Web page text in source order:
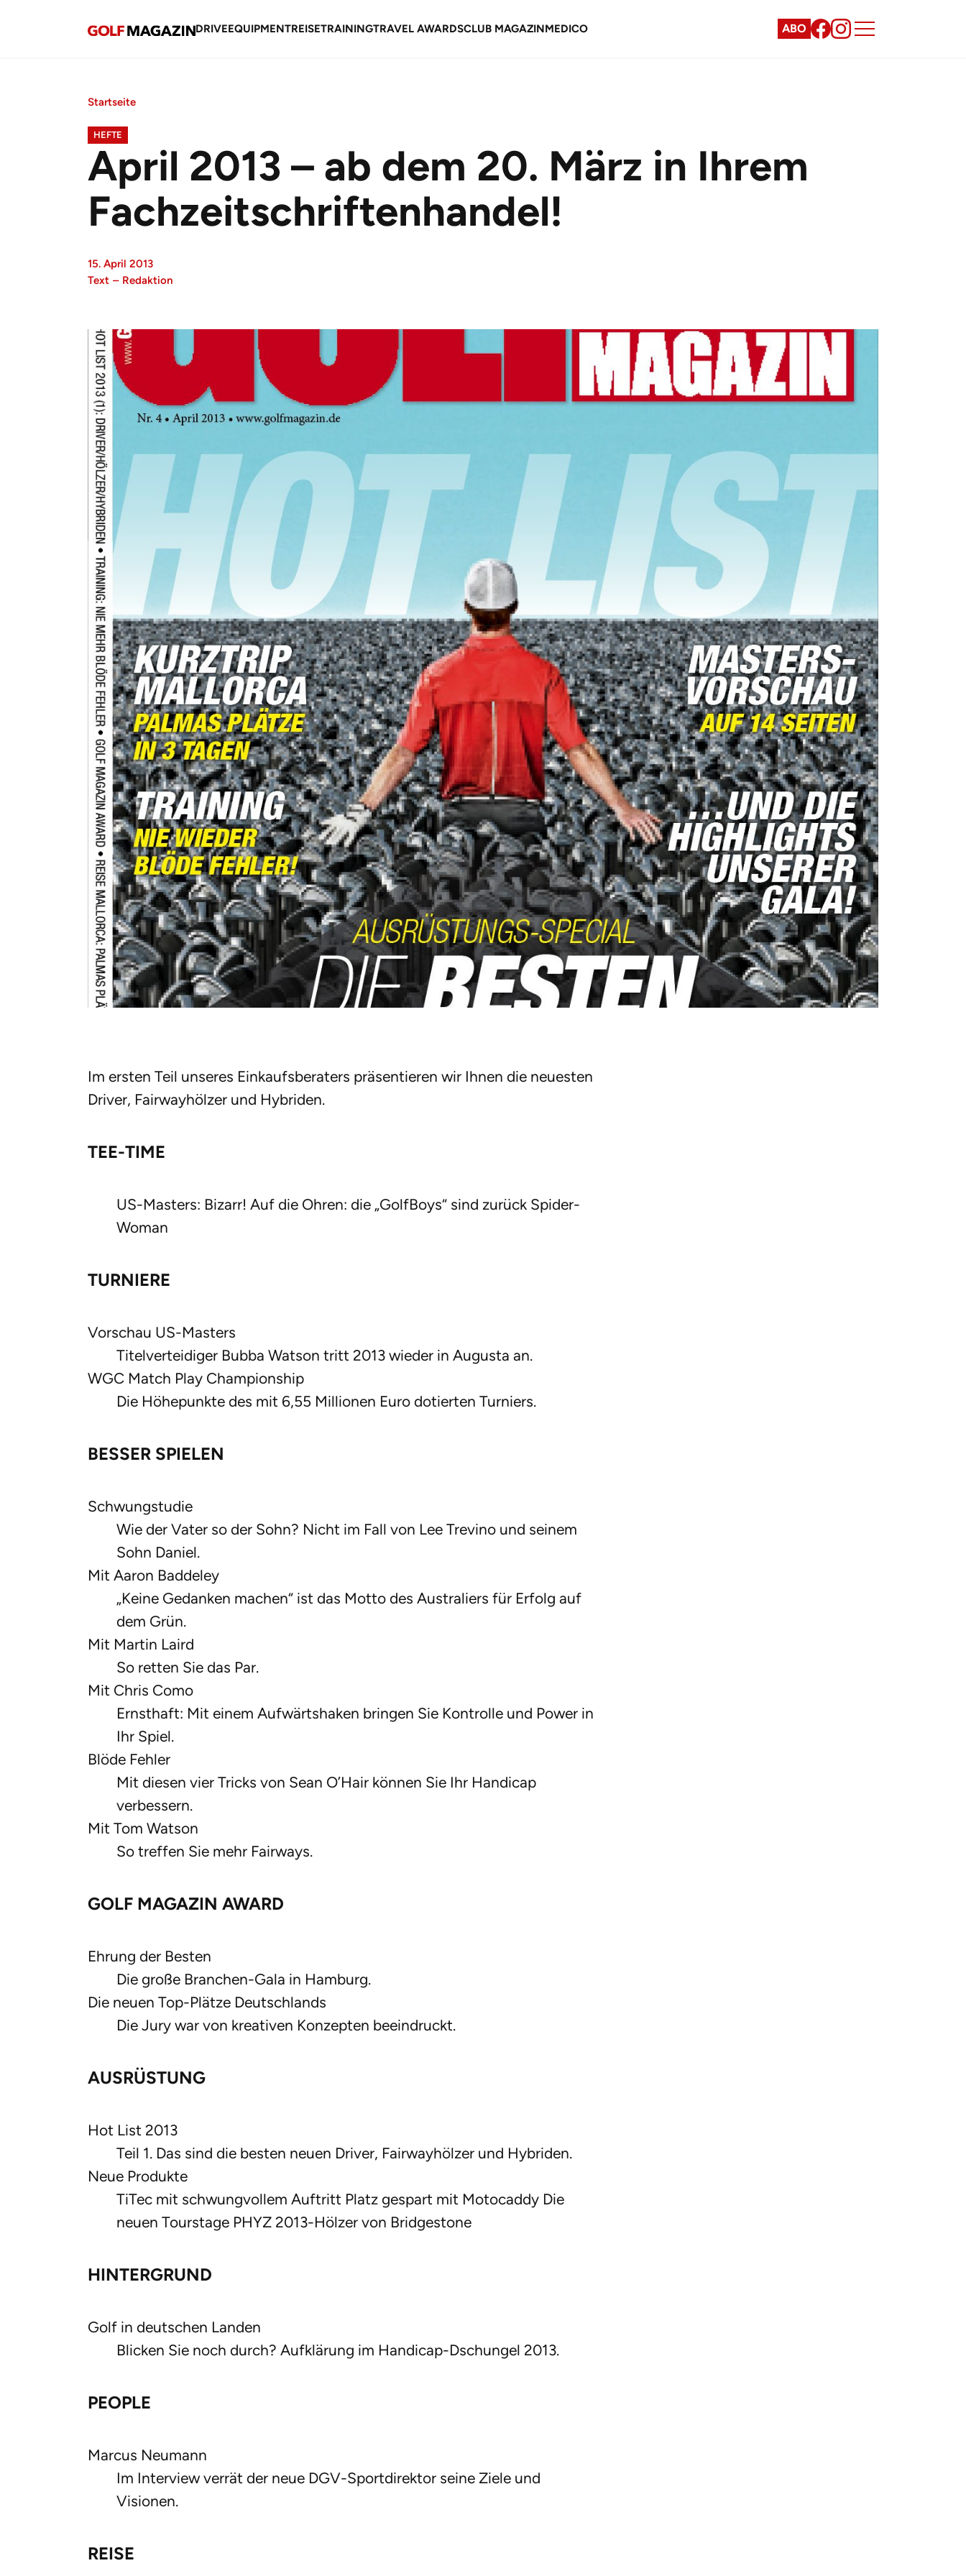
DRIVEEQUIPMENTREISETRAININGTRAVEL AWARDSCLUB MAGAZINMEDICO ABO
Startseite
HEFTE
April 2013 – ab dem 20. März in Ihrem
Fachzeitschriftenhandel!
15. April 2013
Text – Redaktion
Im ersten Teil unseres Einkaufsberaters präsentieren wir Ihnen die neuesten
Driver, Fairwayhölzer und Hybriden.
TEE-TIME
US-Masters: Bizarr! Auf die Ohren: die „GolfBoys“ sind zurück Spider-
Woman
TURNIERE
Vorschau US-Masters
Titelverteidiger Bubba Watson tritt 2013 wieder in Augusta an.
WGC Match Play Championship
Die Höhepunkte des mit 6,55 Millionen Euro dotierten Turniers.
BESSER SPIELEN
Schwungstudie
Wie der Vater so der Sohn? Nicht im Fall von Lee Trevino und seinem
Sohn Daniel.
Mit Aaron Baddeley
„Keine Gedanken machen“ ist das Motto des Australiers für Erfolg auf
dem Grün.
Mit Martin Laird
So retten Sie das Par.
Mit Chris Como
Ernsthaft: Mit einem Aufwärtshaken bringen Sie Kontrolle und Power in
Ihr Spiel.
Blöde Fehler
Mit diesen vier Tricks von Sean O’Hair können Sie Ihr Handicap
verbessern.
Mit Tom Watson
So treffen Sie mehr Fairways.
GOLF MAGAZIN AWARD
Ehrung der Besten
Die große Branchen-Gala in Hamburg.
Die neuen Top-Plätze Deutschlands
Die Jury war von kreativen Konzepten beeindruckt.
AUSRÜSTUNG
Hot List 2013
Teil 1. Das sind die besten neuen Driver, Fairwayhölzer und Hybriden.
Neue Produkte
TiTec mit schwungvollem Auftritt Platz gespart mit Motocaddy Die
neuen Tourstage PHYZ 2013-Hölzer von Bridgestone
HINTERGRUND
Golf in deutschen Landen
Blicken Sie noch durch? Aufklärung im Handicap-Dschungel 2013.
PEOPLE
Marcus Neumann
Im Interview verrät der neue DGV-Sportdirektor seine Ziele und
Visionen.
REISE